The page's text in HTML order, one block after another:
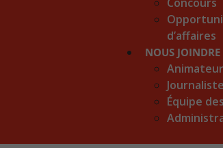
d’affaires
NOUS JOINDRE
Équipe